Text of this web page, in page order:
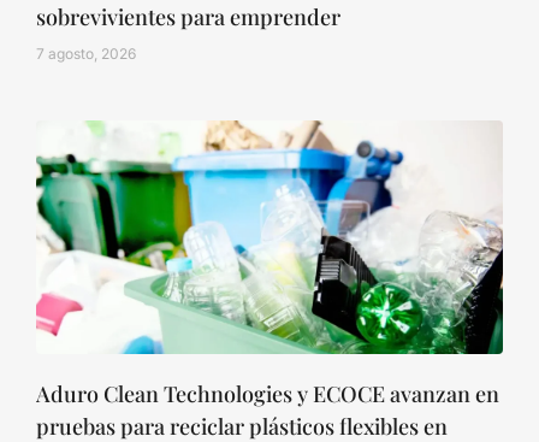
sobrevivientes para emprender
7 agosto, 2026
Aduro Clean Technologies y ECOCE avanzan en
pruebas para reciclar plásticos flexibles en